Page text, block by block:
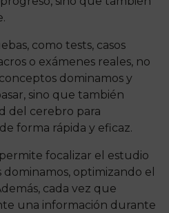
como tests, casos
o exámenes reales, no
dominamos y
sino que también
del cerebro para
forma rápida y eficaz.
focalizar el estudio
optimizando el
cada vez que
una información durante